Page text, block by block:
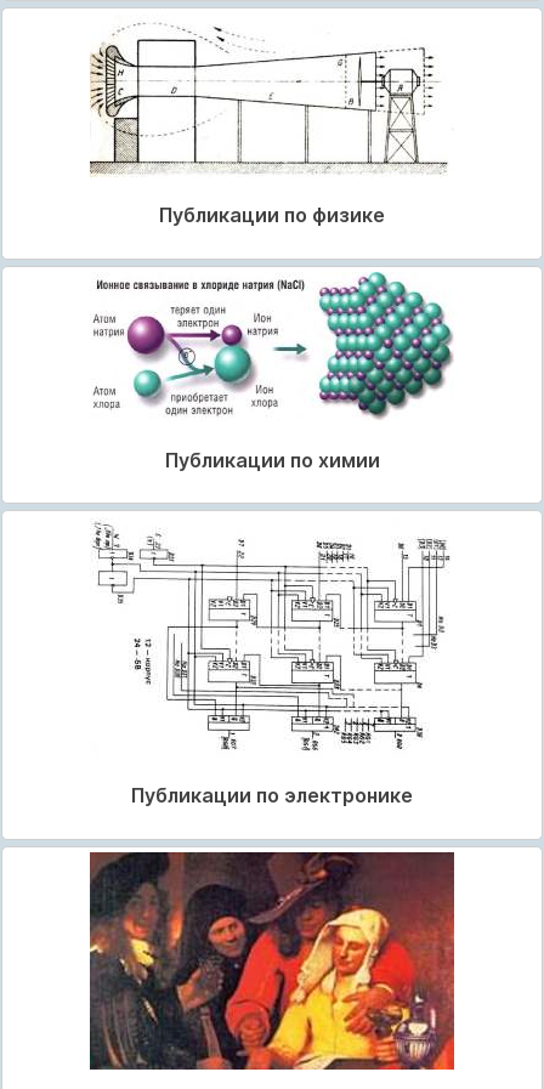
Публикации по физике
Публикации по химии
Публикации по электронике